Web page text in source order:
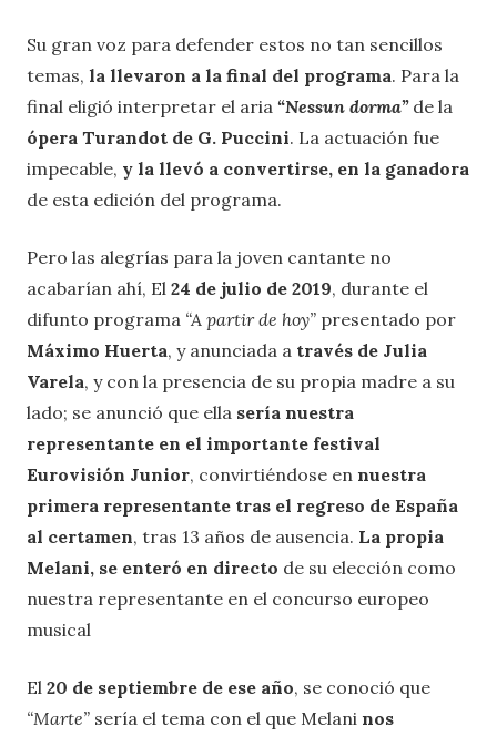
Su gran voz para defender estos no tan sencillos
temas, la llevaron a la final del programa. Para la
final eligió interpretar el aria “Nessun dorma”de la
ópera Turandot de G. Puccini. La actuación fue
impecable, y la llevó a convertirse, en la ganadora
de esta edición del programa.
Pero las alegrías para la joven cantante no
acabarían ahí, El 24 de julio de 2019, durante el
difunto programa “A partir de hoy” presentado por
Máximo Huerta, y anunciada a través de Julia
Varela, y con la presencia de su propia madre a su
lado; se anunció que ella sería nuestra
representante en el importante festival
Eurovisión Junior, convirtiéndose en nuestra
primera representante tras el regreso de España
al certamen, tras 13 años de ausencia. La propia
Melani, se enteró en directo de su elección como
nuestra representante en el concurso europeo
musical
El 20 de septiembre de ese año, se conoció que
“Marte” sería el tema con el que Melani nos